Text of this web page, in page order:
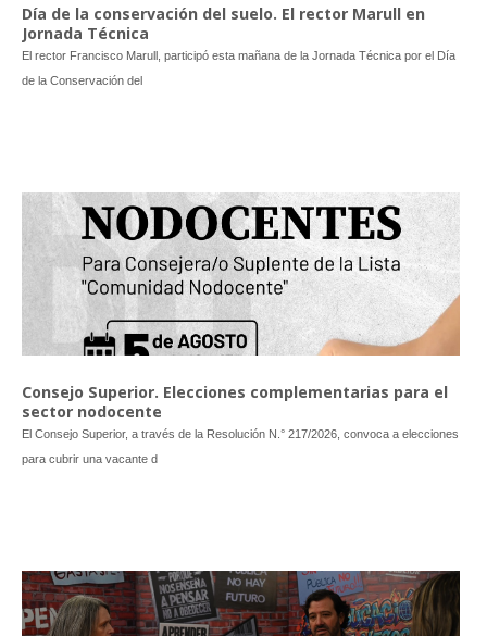
Día de la conservación del suelo. El rector Marull en
Jornada Técnica
El rector Francisco Marull, participó esta mañana de la Jornada Técnica por el Día
de la Conservación del
Consejo Superior. Elecciones complementarias para el
sector nodocente
El Consejo Superior, a través de la Resolución N.° 217/2026, convoca a elecciones
para cubrir una vacante d